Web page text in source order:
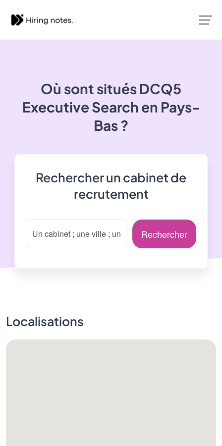
Où sont situés DCQ5
Executive Search en Pays-
Bas ?
Rechercher un cabinet de
recrutement
Rechercher
Localisations